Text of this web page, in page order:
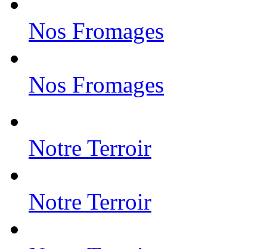
Nos Fromages
Nos Fromages
Notre Terroir
Notre Terroir